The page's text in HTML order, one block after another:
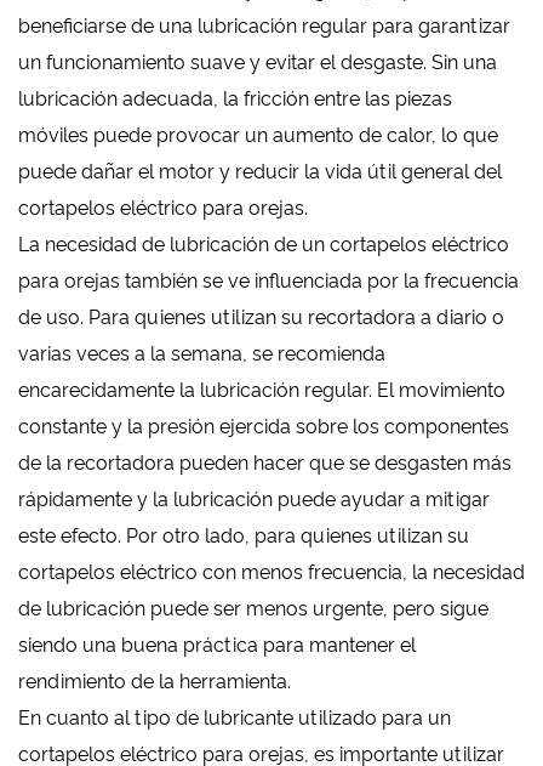
beneficiarse de una lubricación regular para garantizar
un funcionamiento suave y evitar el desgaste. Sin una
lubricación adecuada, la fricción entre las piezas
móviles puede provocar un aumento de calor, lo que
puede dañar el motor y reducir la vida útil general del
cortapelos eléctrico para orejas.
La necesidad de lubricación de un cortapelos eléctrico
para orejas también se ve influenciada por la frecuencia
de uso. Para quienes utilizan su recortadora a diario o
varias veces a la semana, se recomienda
encarecidamente la lubricación regular. El movimiento
constante y la presión ejercida sobre los componentes
de la recortadora pueden hacer que se desgasten más
rápidamente y la lubricación puede ayudar a mitigar
este efecto. Por otro lado, para quienes utilizan su
cortapelos eléctrico con menos frecuencia, la necesidad
de lubricación puede ser menos urgente, pero sigue
siendo una buena práctica para mantener el
rendimiento de la herramienta.
En cuanto al tipo de lubricante utilizado para un
cortapelos eléctrico para orejas, es importante utilizar